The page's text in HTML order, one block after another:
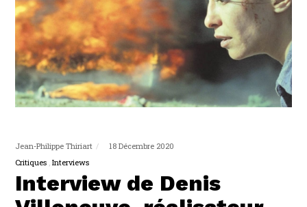
Jean-Philippe Thiriart
18 Décembre 2020
Critiques Interviews
Interview de Denis